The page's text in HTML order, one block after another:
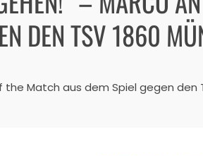
DEN TSV 1860
Match aus dem Spiel gegen den